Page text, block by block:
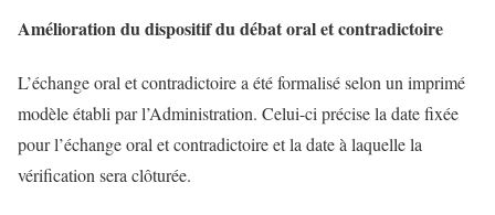
Amélioration du dispositif du débat oral et contradictoire
L’échange oral et contradictoire a été formalisé selon un imprimé
modèle établi par l’Administration. Celui-ci précise la date fixée
pour l’échange oral et contradictoire et la date à laquelle la
vérification sera clôturée.